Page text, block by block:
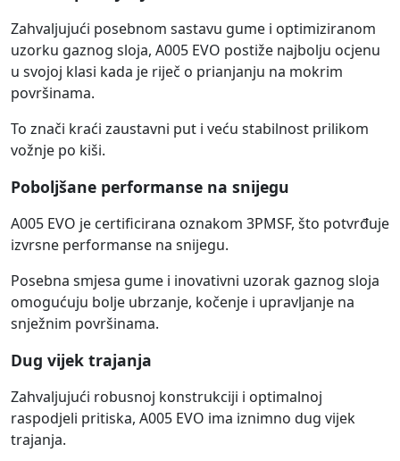
Zahvaljujući posebnom sastavu gume i optimiziranom
uzorku gaznog sloja, A005 EVO postiže najbolju ocjenu
u svojoj klasi kada je riječ o prianjanju na mokrim
površinama.
To znači kraći zaustavni put i veću stabilnost prilikom
vožnje po kiši.
Poboljšane performanse na snijegu
A005 EVO je certificirana oznakom 3PMSF, što potvrđuje
izvrsne performanse na snijegu.
Posebna smjesa gume i inovativni uzorak gaznog sloja
omogućuju bolje ubrzanje, kočenje i upravljanje na
snježnim površinama.
Dug vijek trajanja
Zahvaljujući robusnoj konstrukciji i optimalnoj
raspodjeli pritiska, A005 EVO ima iznimno dug vijek
trajanja.